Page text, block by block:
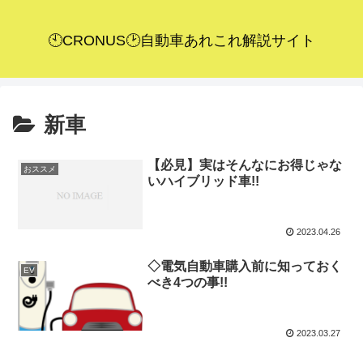
🕙CRONUS🕑自動車あれこれ解説サイト
新車
おススメ
【必見】実はそんなにお得じゃな
いハイブリッド車!!
2023.04.26
EV
◇電気自動車購入前に知っておく
べき4つの事!!
2023.03.27